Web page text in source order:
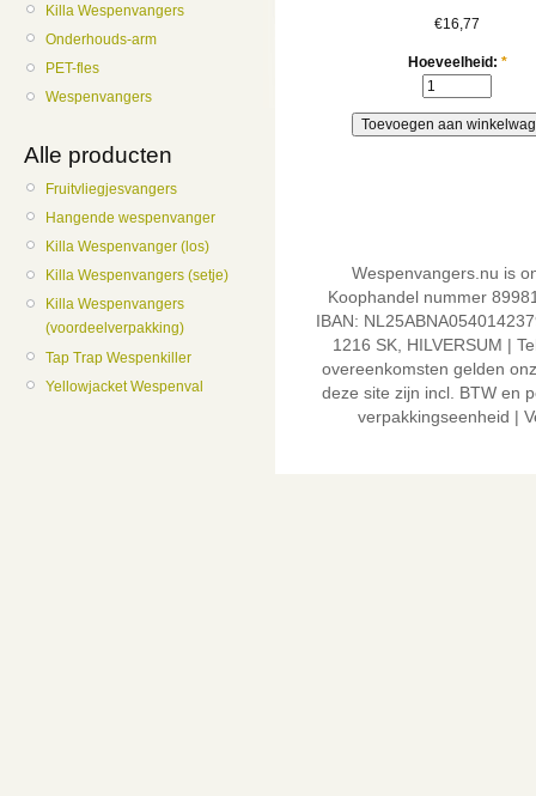
Killa Wespenvangers
Onderhouds-arm
PET-fles
Wespenvangers
Alle producten
Fruitvliegjesvangers
Hangende wespenvanger
Killa Wespenvanger (los)
Killa Wespenvangers (setje)
Killa Wespenvangers
(voordeelverpakking)
Tap Trap Wespenkiller
Yellowjacket Wespenval
€16,77
Hoeveelheid: *
Wespenvangers.nu is
Koophandel nummer
IBAN:
1216 SK, HILVERSUM |
overeenkomsten gelden
deze site zijn incl. BTW en
verpakkingseenheid |